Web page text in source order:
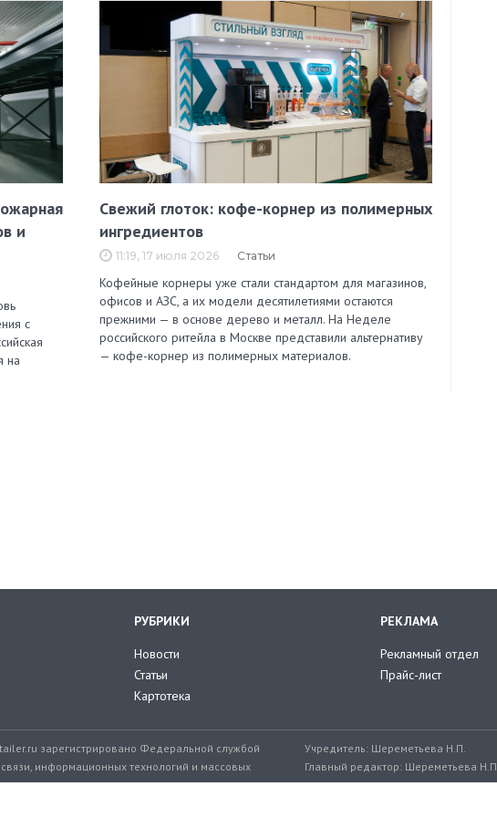
и
с
на
Свежий глоток: кофе-корнер из полимерных
ингредиентов
11:19, 17 июля 2026 Статьи
Кофейные корнеры уже стали стандартом для магазинов,
офисов и АЗС, а их модели десятилетиями остаются
прежними — в основе дерево и металл. На Неделе
российского ритейла в Москве представили альтернативу
— кофе-корнер из полимерных материалов.
РУБРИКИ
Новости
Статьи
Картотека
РЕКЛАМА
Рекламный отдел
Прайс-лист
зарегистрировано Федеральной службой
информационных технологий и массовых
Учредитель: Шереметьева Н.П.
Главный редактор: Шереметьева Н.П.